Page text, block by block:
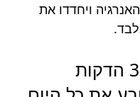
ויחדדו את
מה שאתם עושים ב-30 הדקות